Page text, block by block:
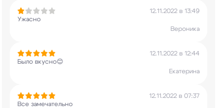
12.11.2022 в 13:49
Ужасно
Вероника
12.11.2022 в 12:44
Было вкусно😊
Екатерина
12.11.2022 в 07:37
Все замечательно